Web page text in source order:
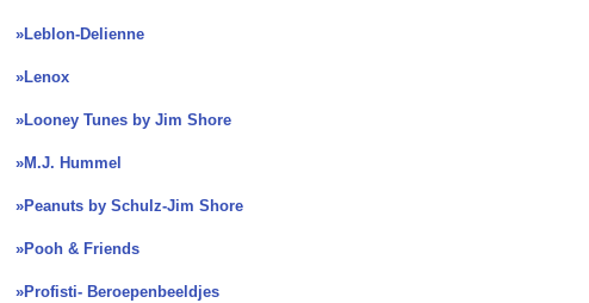
»Leblon-Delienne
»Lenox
»Looney Tunes by Jim Shore
»M.J. Hummel
»Peanuts by Schulz-Jim Shore
»Pooh & Friends
»Profisti- Beroepenbeeldjes